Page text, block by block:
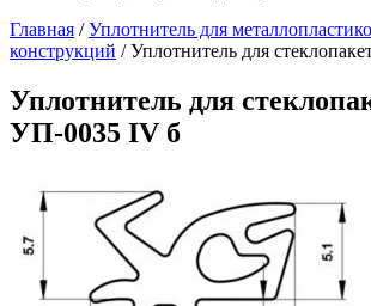
Главная /Уплотнитель для
конструкций /Уплотнитель для
Уплотнитель для
УП-0035 IV б